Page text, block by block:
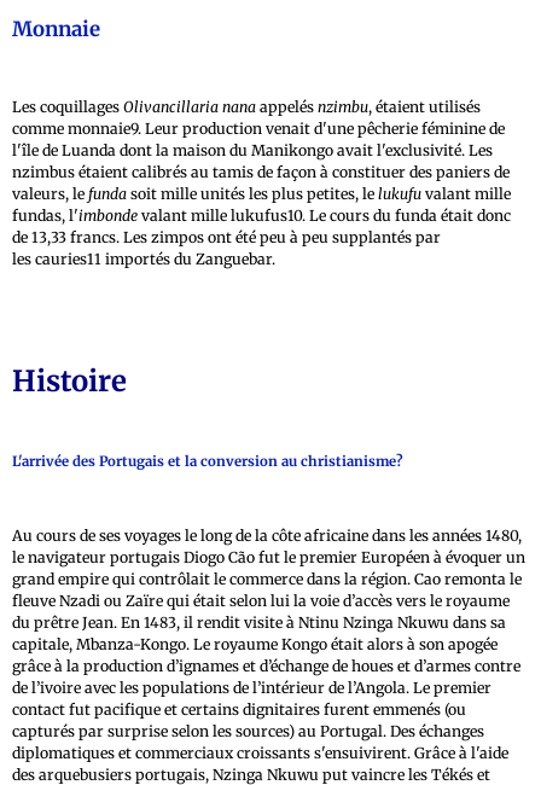
Monnaie
Les coquillages Olivancillaria nana appelés nzimbu, étaient utilisés
comme monnaie9. Leur production venait d'une pêcherie féminine de
l'île de Luanda dont la maison du Manikongo avait l'exclusivité. Les
nzimbus étaient calibrés au tamis de façon à constituer des paniers de
valeurs, le funda soit mille unités les plus petites, le lukufu valant mille
fundas, l'imbonde valant mille lukufus10. Le cours du funda était donc
de 13,33 francs. Les zimpos ont été peu à peu supplantés par
les cauries11 importés du Zanguebar.
Histoire
L'arrivée des Portugais et la conversion au christianisme?
Au cours de ses voyages le long de la côte africaine dans les années 1480,
le navigateur portugais Diogo Cão fut le premier Européen à évoquer un
grand empire qui contrôlait le commerce dans la région. Cao remonta le
fleuve Nzadi ou Zaïre qui était selon lui la voie d’accès vers le royaume
du prêtre Jean. En 1483, il rendit visite à Ntinu Nzinga Nkuwu dans sa
capitale, Mbanza-Kongo. Le royaume Kongo était alors à son apogée
grâce à la production d’ignames et d’échange de houes et d’armes contre
de l’ivoire avec les populations de l’intérieur de l’Angola. Le premier
contact fut pacifique et certains dignitaires furent emmenés (ou
capturés par surprise selon les sources) au Portugal. Des échanges
diplomatiques et commerciaux croissants s'ensuivirent. Grâce à l'aide
des arquebusiers portugais, Nzinga Nkuwu put vaincre les Tékés et